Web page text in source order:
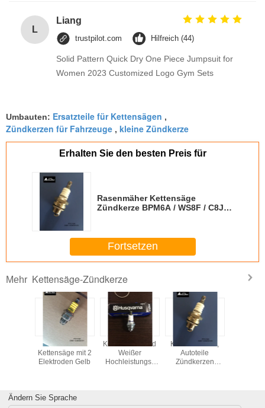
L
Liang
trustpilot.com Hilfreich (44)
Solid Pattern Quick Dry One Piece Jumpsuit for
Women 2023 Customized Logo Gym Sets
Umbauten: Ersatzteile für Kettensägen ,
Zündkerzen für Fahrzeuge , kleine Zündkerze
Erhalten Sie den besten Preis für
Rasenmäher Kettensäge
Zündkerze BPM6A / WS8F / C8JY
Fortsetzen
Mehr Kettensäge-Zündkerze
OEM Kleine
Kettensäge mit 2
Elektroden Gelb
Kein Widerstand
Weißer
Hochleistungs-
Kfz-Zündkerze,
Autoteile
Zündkerzen
Ändern Sie Sprache